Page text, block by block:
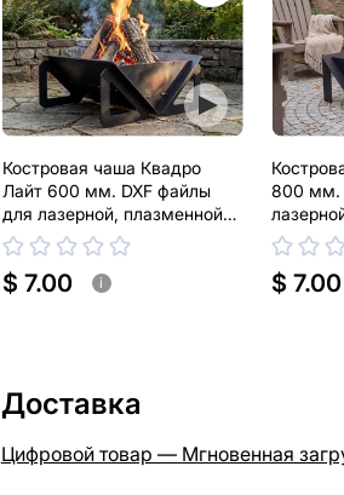
Костровая чаша Квадро
Лайт 600 мм. DXF файлы
для лазерной, плазменной
резки
$ 7.00 i
800 мм.
$ 7.00
Доставка
Цифровой товар — Мгновенная